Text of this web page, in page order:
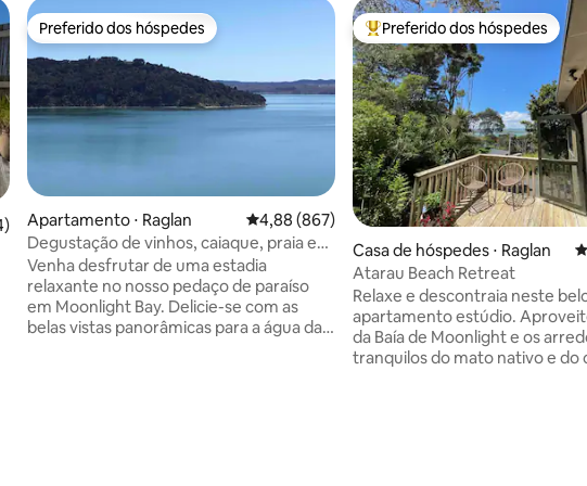
avaliação média de 5, 744 avaliações
Preferido dos hóspedes
Preferido dos hóspedes
Apartamento ⋅ Raglan 4,88 de uma avaliação média de 5, 867
4,88 (867)
Degustação de vinhos, caiaque, praia e
vista em Moonlight Bay
Venha desfrutar de uma estadia
relaxante no nosso pedaço de paraíso
em Moonlight Bay. Delicie-se com as
belas vistas panorâmicas para a água da
Entre os melhores preferidos
Preferido dos hóspedes
Casa de hóspedes ⋅ Raglan
Atarau Beach Retreat
Relaxe e descontraia neste
apartamento estúdio.
da Baía de Moonlight e os
tranquilos do mato nativo e do